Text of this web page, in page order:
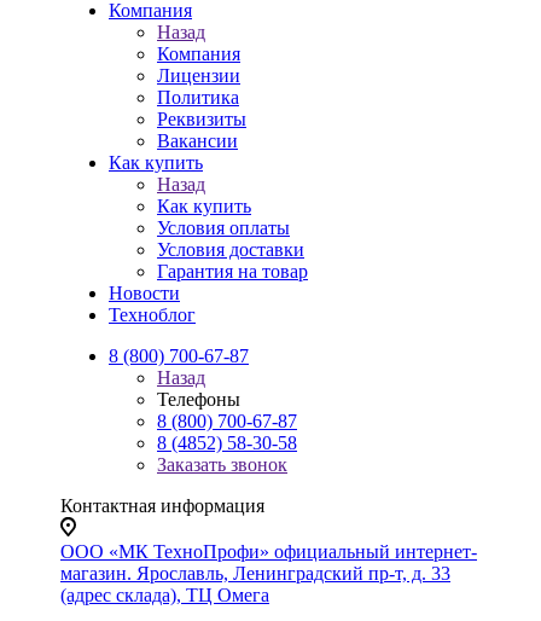
Компания
Назад
Компания
Лицензии
Политика
Реквизиты
Вакансии
Как купить
Назад
Как купить
Условия оплаты
Условия доставки
Гарантия на товар
Новости
Техноблог
8 (800) 700-67-87
Назад
Телефоны
8 (800) 700-67-87
8 (4852) 58-30-58
Заказать звонок
Контактная информация
ООО «МК ТехноПрофи» официальный интернет-
магазин. Ярославль, Ленинградский пр-т, д. 33
(адрес склада), ТЦ Омега